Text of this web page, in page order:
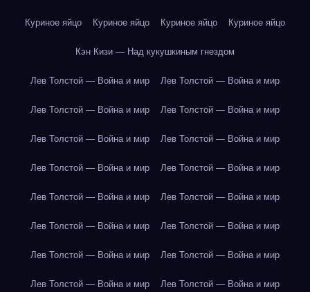
Куриное яйцо Куриное яйцо Куриное яйцо Куриное яйцо
Кэн Кизи — Над кукушкиным гнездом
Лев Толстой — Война и мир Лев Толстой — Война и мир
Лев Толстой — Война и мир Лев Толстой — Война и мир
Лев Толстой — Война и мир Лев Толстой — Война и мир
Лев Толстой — Война и мир Лев Толстой — Война и мир
Лев Толстой — Война и мир Лев Толстой — Война и мир
Лев Толстой — Война и мир Лев Толстой — Война и мир
Лев Толстой — Война и мир Лев Толстой — Война и мир
Лев Толстой — Война и мир Лев Толстой — Война и мир